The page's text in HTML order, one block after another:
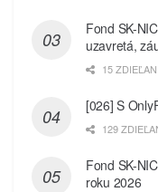
Fond SK-
uzavretá,
15
[026] S
129
Fond SK-
roku 2026